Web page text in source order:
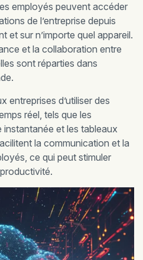
employés peuvent accéder
de l’entreprise depuis
et sur n’importe quel appareil.
et la collaboration entre
sont réparties dans
entreprises d’utiliser des
réel, tels que les
et les tableaux
la communication et la
ce qui peut stimuler